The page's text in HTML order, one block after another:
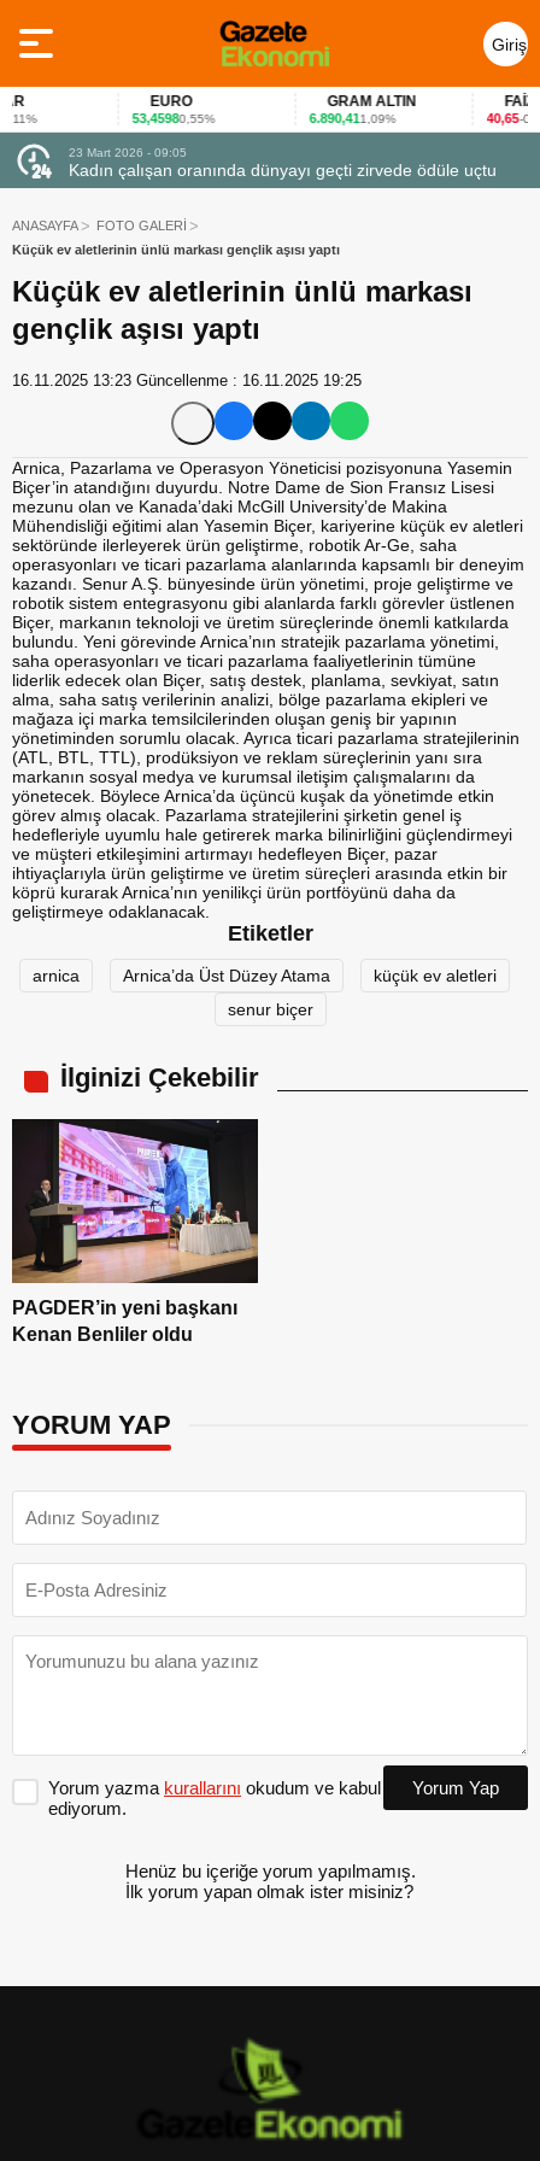
Giriş
Yap
EURO
53,45980,55%
GRAM ALTIN
6.890,411,09%
FAİZ
40,65-0,12%
dünyayı geçti zirvede ödüle uçtu Firmalar gıda fuarlarını bu
ANASAYFA
FOTO GALERİ
Küçük ev aletlerinin ünlü markası gençlik aşısı yaptı
Küçük ev aletlerinin ünlü markası
gençlik aşısı yaptı
16.11.2025 13:23 Güncellenme : 16.11.2025 19:25
Arnica, Pazarlama ve Operasyon Yöneticisi pozisyonuna Yasemin
Biçer’in atandığını duyurdu. Notre Dame de Sion Fransız Lisesi
mezunu olan ve Kanada’daki McGill University’de Makina
Mühendisliği eğitimi alan Yasemin Biçer, kariyerine küçük ev aletleri
sektöründe ilerleyerek ürün geliştirme, robotik Ar-Ge, saha
operasyonları ve ticari pazarlama alanlarında kapsamlı bir deneyim
kazandı. Senur A.Ş. bünyesinde ürün yönetimi, proje geliştirme ve
robotik sistem entegrasyonu gibi alanlarda farklı görevler üstlenen
Biçer, markanın teknoloji ve üretim süreçlerinde önemli katkılarda
bulundu. Yeni görevinde Arnica’nın stratejik pazarlama yönetimi,
saha operasyonları ve ticari pazarlama faaliyetlerinin tümüne
liderlik edecek olan Biçer, satış destek, planlama, sevkiyat, satın
alma, saha satış verilerinin analizi, bölge pazarlama ekipleri ve
mağaza içi marka temsilcilerinden oluşan geniş bir yapının
yönetiminden sorumlu olacak. Ayrıca ticari pazarlama stratejilerinin
(ATL, BTL, TTL), prodüksiyon ve reklam süreçlerinin yanı sıra
markanın sosyal medya ve kurumsal iletişim çalışmalarını da
yönetecek. Böylece Arnica’da üçüncü kuşak da yönetimde etkin
görev almış olacak. Pazarlama stratejilerini şirketin genel iş
hedefleriyle uyumlu hale getirerek marka bilinirliğini güçlendirmeyi
ve müşteri etkileşimini artırmayı hedefleyen Biçer, pazar
ihtiyaçlarıyla ürün geliştirme ve üretim süreçleri arasında etkin bir
köprü kurarak Arnica’nın yenilikçi ürün portföyünü daha da
geliştirmeye odaklanacak.
Etiketler
arnica Arnica’da Üst Düzey Atama
küçük ev aletleri
senur biçer
İlginizi Çekebilir
PAGDER’in yeni başkanı
Kenan Benliler oldu
YORUM YAP
Yorum yazma kurallarını okudum ve kabul
ediyorum.
Yorum Yap
Henüz bu içeriğe yorum yapılmamış.
İlk yorum yapan olmak ister misiniz?